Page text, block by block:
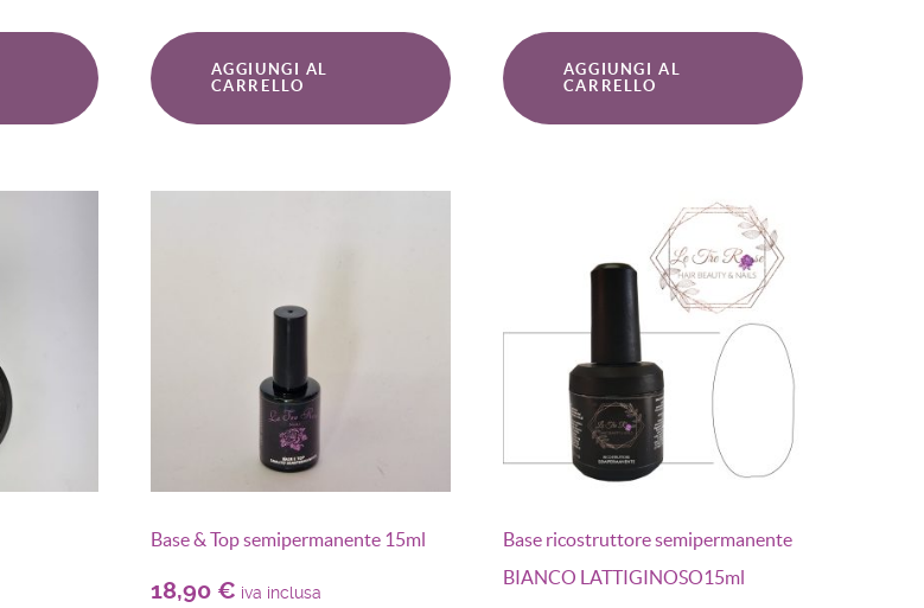
AGGIUNGI AL
CARRELLO
AGGIUNGI AL
CARRELLO
Base & Top semipermanente 15ml
18,90 € iva inclusa
Base ricostruttore semipermanente
BIANCO LATTIGINOSO15ml